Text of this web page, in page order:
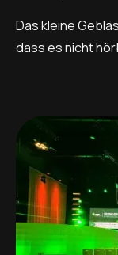
Das kleine
dass es nicht